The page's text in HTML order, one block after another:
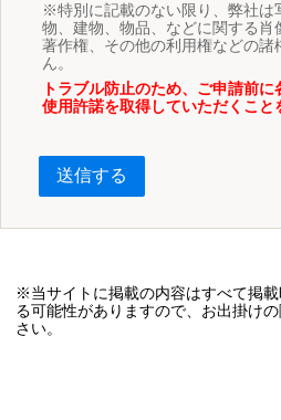
※特別に記載のない限り、弊社は
物、建物、物品、などに関する肖
著作権、その他の利用権などの諸
ん。
トラブル防止のため、ご申請前
使用許諾を取得していただくこと
送信する
※当サイトに掲載の内容はすべて掲
る可能性がありますので、お出掛け
さい。